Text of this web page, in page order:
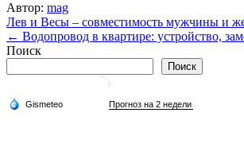
Автор: mag
Навигация
по
Лев и Весы – совместимость мужчины и
← Водопровод в квартире: устройство,
Поиск
Поиск